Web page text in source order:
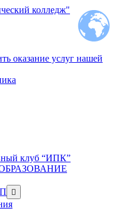
оказание услуг нашей
клуб “ИПК”
Show
sub
menu